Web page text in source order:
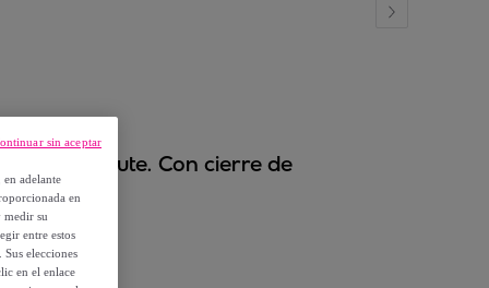
y yute. Con cierre de
adelante
en
medir su
entre estos
elecciones
en el enlace
sin aceptar